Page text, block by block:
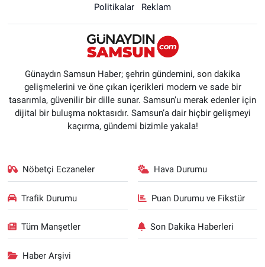
Politikalar
Reklam
Günaydın Samsun Haber; şehrin gündemini, son dakika
gelişmelerini ve öne çıkan içerikleri modern ve sade bir
tasarımla, güvenilir bir dille sunar. Samsun’u merak edenler için
dijital bir buluşma noktasıdır. Samsun’a dair hiçbir gelişmeyi
kaçırma, gündemi bizimle yakala!
Nöbetçi Eczaneler Hava Durumu
Trafik Durumu Puan Durumu ve Fikstür
Tüm Manşetler Son Dakika Haberleri
Haber Arşivi